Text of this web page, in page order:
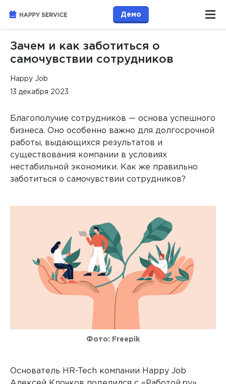
Демо
Зачем и как заботиться о
самочувствии сотрудников
Happy Job
13 декабря 2023
Благополучие сотрудников — основа успешного
бизнеса. Оно особенно важно для долгосрочной
работы, выдающихся результатов и
существования компании в условиях
нестабильной экономики. Как же правильно
заботиться о самочувствии сотрудников?
Фото: Freepik
Основатель HR-Tech компании Happy Job